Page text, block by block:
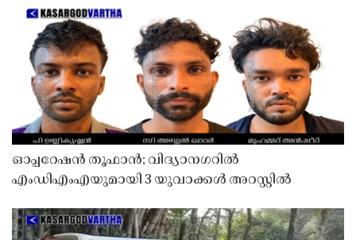
ഓപ്പറേഷൻ തൂഫാൻ; വിദ്യാനഗറിൽ
എംഡിഎംഎയുമായി 3 യുവാക്കൾ അറസ്റ്റിൽ